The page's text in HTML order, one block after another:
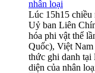
nhân loại
Lúc 15h15 chiều
Uỷ ban Liên
hóa phi vật thể
Quốc), Việt
thức ghi danh tại
diện của nhân